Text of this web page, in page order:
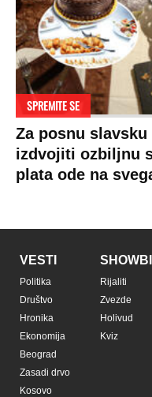
SPREMITE SE
Za posnu
izdvojiti ozbiljnu
plata ode na
VESTI
Politika
Društvo
Hronika
Ekonomija
Beograd
Zasadi drvo
Kosovo
Rijaliti
Zvezde
Holivud
Kviz